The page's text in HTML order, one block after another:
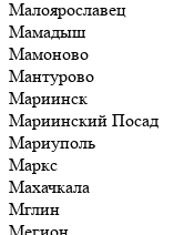
Малоярославец
Мамадыш
Мамоново
Мантурово
Мариинск
Мариинский Посад
Мариуполь
Маркс
Махачкала
Мглин